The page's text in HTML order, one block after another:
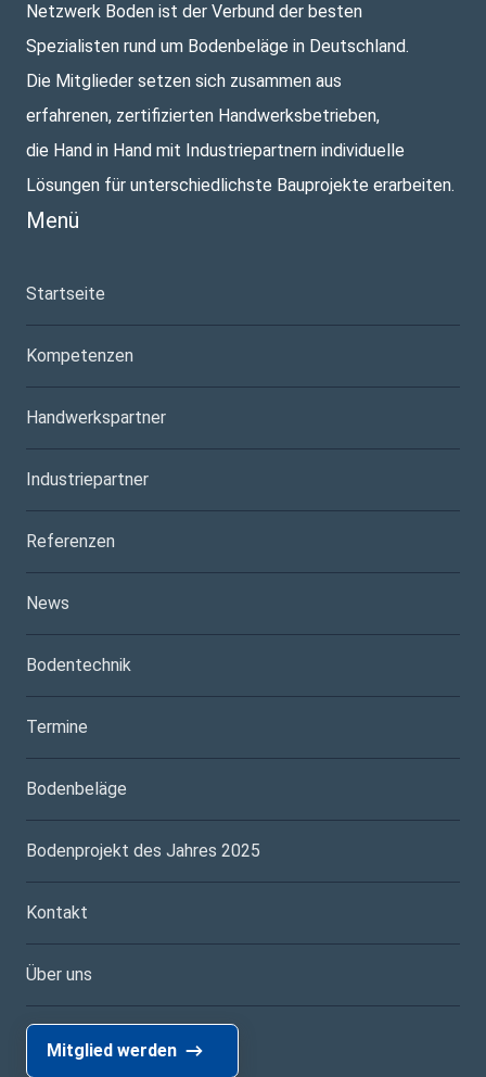
Netzwerk Boden ist der Verbund der besten
Spezialisten rund um Bodenbeläge in Deutschland.
Die Mitglieder setzen sich zusammen aus
erfahrenen, zertifizierten Handwerksbetrieben,
die Hand in Hand mit Industriepartnern individuelle
Lösungen für unterschiedlichste Bauprojekte erarbeiten.
Menü
Startseite
Kompetenzen
Handwerkspartner
Industriepartner
Referenzen
News
Bodentechnik
Termine
Bodenbeläge
Bodenprojekt des Jahres 2025
Kontakt
Über uns
Mitglied werden